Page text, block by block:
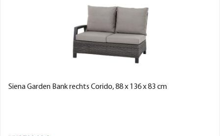
Siena Garden Bank rechts Corido, 88 x 136 x 83 cm